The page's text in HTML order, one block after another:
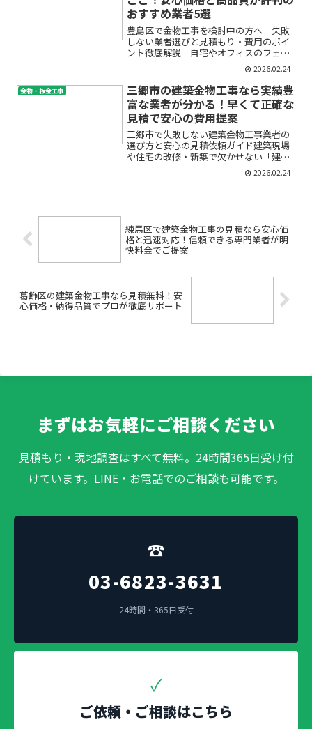
おすすめ業者5選
豊島区で金物工事を検討中の方へ｜失敗
しない業者選びと見積もり・費用のポイ
ント徹底解説「自宅やオフィスのフェン
スや手すりを新しくしたい」「玄関の金
具が壊れて困っている」「オーダーで希
望通りの金物がほしい」――豊島区で金物工
事を検討されている方...
2026.02.24
金物・板金工事
三郷市の建築金物工事なら実績豊
富な業者が分かる！早くて正確な
見積で安心の費用提案
三郷市で失敗しない建築金物工事業者の
選び方と安心の見積依頼ガイド建築現場
や住宅の改修・新築で欠かせない「建築
金物工事」。ですが、いざ三郷市で業者
を探そうとすると「どこに頼めばいい
2026.02.24
練馬区で建築金物工事の見積なら安心価
格と迅速対応！信頼できる専門業者が明
快料金でご提案
葛飾区の建築金物工事なら見積無料！安
心価格・納得品質でプロが徹底サポート
まずはお気軽にご相談ください
見積もり・現地調査はすべて無料。24時間365日受け付
けています。LINE・お電話でのご相談も可能です。
☎
03-6823-3631
24時間・365日受付
✓
ご依頼・ご相談はこちら